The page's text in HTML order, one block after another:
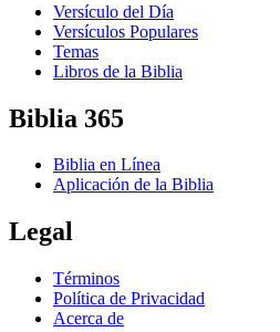
Versículo del Día
Versículos Populares
Temas
Libros de la Biblia
Biblia 365
Biblia en Línea
Aplicación de la Biblia
Legal
Términos
Política de Privacidad
Acerca de